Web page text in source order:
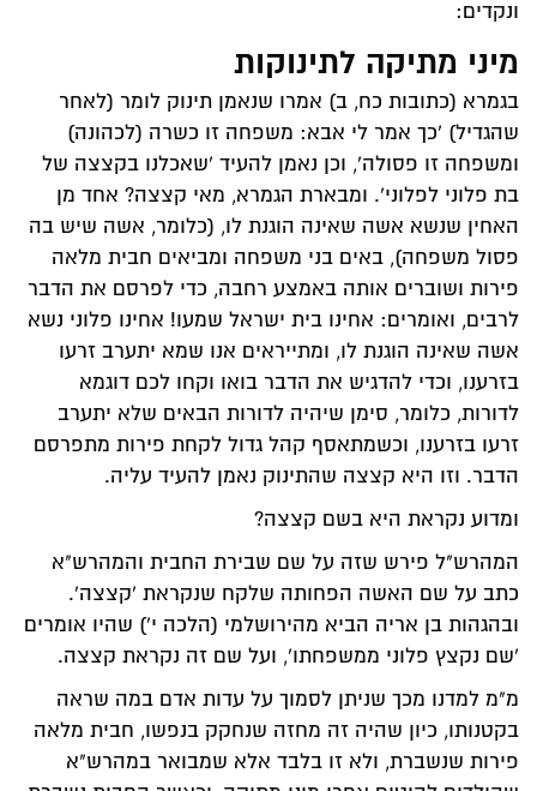
ונקדים:
מיני מתיקה לתינוקות
בגמרא (כתובות כח, ב) אמרו שנאמן תינוק לומר (לאחר
שהגדיל) 'כך אמר לי אבא: משפחה זו כשרה (לכהונה)
ומשפחה זו פסולה', וכן נאמן להעיד 'שאכלנו בקצצה של
בת פלוני לפלוני'. ומבארת הגמרא, מאי קצצה? אחד מן
האחין שנשא אשה שאינה הוגנת לו, (כלומר, אשה שיש בה
פסול משפחה), באים בני משפחה ומביאים חבית מלאה
פירות ושוברים אותה באמצע רחבה, כדי לפרסם את הדבר
לרבים, ואומרים: אחינו בית ישראל שמעו! אחינו פלוני נשא
אשה שאינה הוגנת לו, ומתייראים אנו שמא יתערב זרעו
בזרענו, וכדי להדגיש את הדבר בואו וקחו לכם דוגמא
לדורות, כלומר, סימן שיהיה לדורות הבאים שלא יתערב
זרעו בזרענו, וכשמתאסף קהל גדול לקחת פירות מתפרסם
הדבר. וזו היא קצצה שהתינוק נאמן להעיד עליה.
ומדוע נקראת היא בשם קצצה?
המהרש"ל פירש שזה על שם שבירת החבית והמהרש"א
כתב על שם האשה הפחותה שלקח שנקראת 'קצצה'.
ובהגהות בן אריה הביא מהירושלמי (הלכה י') שהיו אומרים
'שם נקצץ פלוני ממשפחתו', ועל שם זה נקראת קצצה.
מ"מ למדנו מכך שניתן לסמוך על עדות אדם במה שראה
בקטנותו, כיון שהיה זה מחזה שנחקק בנפשו, חבית מלאה
פירות שנשברת, ולא זו בלבד אלא שמבואר במהרש"א